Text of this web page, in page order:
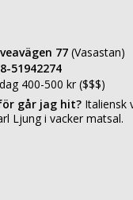
77 (Vasastan)
51942274
400-500 kr ($$$)
går jag hit? Italiensk
Ljung i vacker matsal.